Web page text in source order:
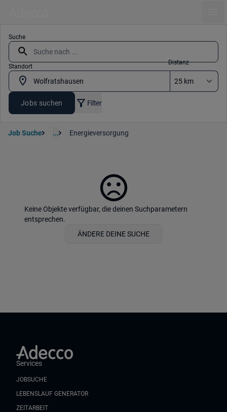
Suche
Standort
Distanz
Jobs suchen Filter
Job Suche ... Energieversorgung
Keine Objekte verfügbar, die deinen Suchparametern
entsprechen.
ÄNDERE DEINE SUCHE
Services
JOBSUCHE
LEBENSLAUF GENERATOR
ZEITARBEIT